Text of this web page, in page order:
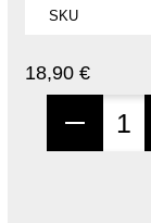
SKU
18,90 €